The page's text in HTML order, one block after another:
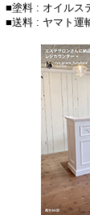
■塗料 : オイルス
■送料 : ヤマト運